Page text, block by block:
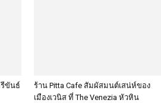
ขันธ์
ร้าน Pitta Cafe สัมผัสมนต์เสน่ห์ของ
เมืองเวนิส ที่ The Venezia หัวหิน